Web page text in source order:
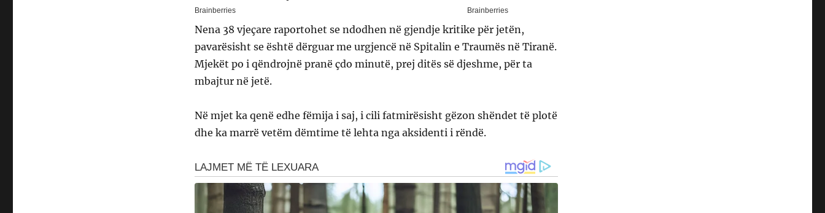
Nena 38 vjeçare raportohet se ndodhen në gjendje kritike për jetën,
pavarësisht se është dërguar me urgjencë në Spitalin e Traumës në Tiranë.
Mjekët po i qëndrojnë pranë çdo minutë, prej ditës së djeshme, për ta
mbajtur në jetë.
Në mjet ka qenë edhe fëmija i saj, i cili fatmirësisht gëzon shëndet të plotë
dhe ka marrë vetëm dëmtime të lehta nga aksidenti i rëndë.